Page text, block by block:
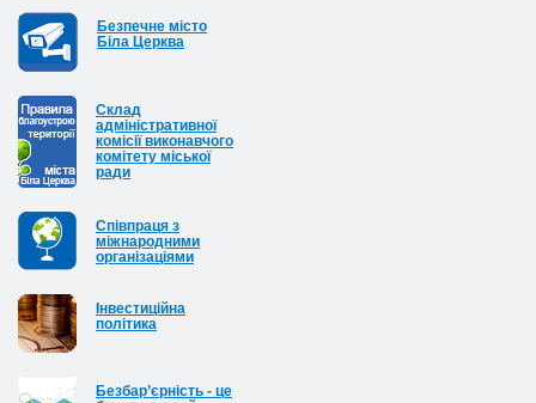
Безпечне місто
Біла Церква
Cклад
адміністративної
комісії виконавчого
комітету міської
ради
Співпраця з
міжнародними
організаціями
Інвестиційна
політика
Безбар’єрність - це